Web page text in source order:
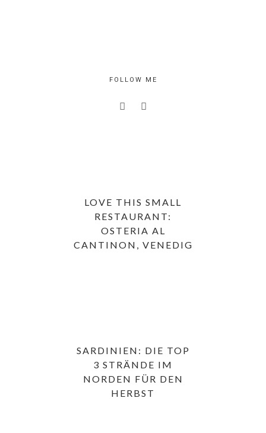
FOLLOW ME
LOVE THIS SMALL
RESTAURANT:
OSTERIA AL
CANTINON, VENEDIG
SARDINIEN: DIE TOP
3 STRÄNDE IM
NORDEN FÜR DEN
HERBST